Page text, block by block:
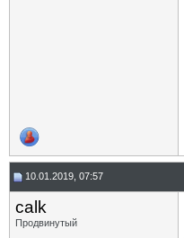
10.01.2019, 07:57
calk
Продвинутый